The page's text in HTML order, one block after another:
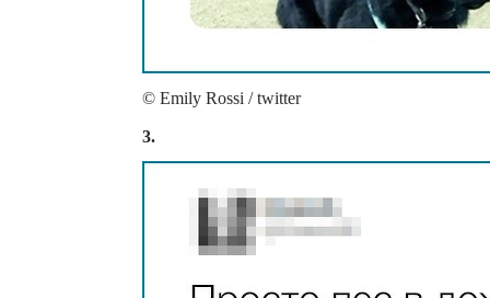
© Emily Rossi / twitter
3.